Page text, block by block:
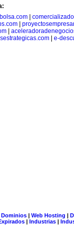
| e-
| Web Hosting |
| Industrias |